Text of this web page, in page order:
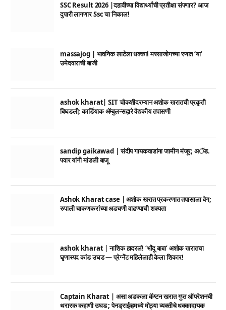
SSC Result 2026 |दहावीच्या विद्यार्थ्यांची प्रतीक्षा संपणार? आज
दुपारी लागणार Ssc चा निकाल!
massajog | भावनिक लाटेला धक्का! मस्साजोगच्या रणात ‘या’
उमेदवाराची बाजी
ashok kharat| SIT चौकशीदरम्यान अशोक खरातची प्रकृती
बिघडली; कार्डियाक ॲम्बुलन्सद्वारे वैद्यकीय तपासणी
sandip gaikawad | संदीप गायकवाडांना जामीन मंजूर; अॅड.
पवार यांनी मांडली बाजू
Ashok Kharat case | अशोक खरात प्रकरणात तपासाला वेग;
रुपाली चाकणकरांच्या अडचणी वाढण्याची शक्यता
ashok kharat | नाशिक हादरलं! ‘भोंदू बाबा’ अशोक खरातचा
घृणास्पद कांड उघड — प्रेग्नेंट महिलेलाही केला शिकार!
Captain Kharat | असा अडकला कॅप्टन खरात गुप्त ऑपरेशनची
थरारक कहाणी उघड ; पेनड्राईव्हमध्ये मोठ्या व्यक्तीचे धक्कादायक